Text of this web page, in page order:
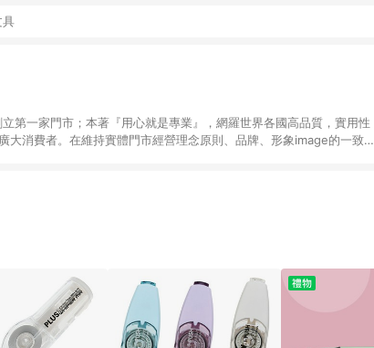
具
第一家門市；本著『用心就是專業』，網羅世界各國高品質，實用性
大消費者。在維持實體門市經營理念原則、品牌、形象image的一致性
貨、大量議價、月結企業訂單及紅利點數商品不符合導購資格。 (3)